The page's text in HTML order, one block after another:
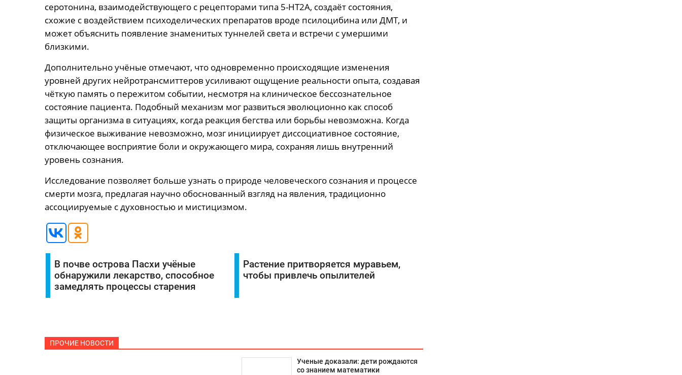
серотонина, взаимодействующего с рецепторами типа 5-HT2A, создаёт состояния,
схожие с воздействием психоделических препаратов вроде псилоцибина или ДМТ, и
может объяснить появление знаменитых туннелей света и встречи с умершими
близкими.
Дополнительно учёные отмечают, что одновременно происходящие изменения
уровней других нейротрансмиттеров усиливают ощущение реальности опыта, создавая
чёткую память о пережитом событии, несмотря на клиническое бессознательное
состояние пациента. Подобный механизм мог развиться эволюционно как способ
защиты организма в ситуациях, когда реакция бегства или борьбы невозможна. Когда
физическое выживание невозможно, мозг инициирует диссоциативное состояние,
отключающее восприятие боли и окружающего мира, сохраняя лишь внутренний
уровень сознания.
Исследование позволяет больше узнать о природе человеческого сознания и процессе
смерти мозга, предлагая научно обоснованный взгляд на явления, традиционно
ассоциируемые с духовностью и мистицизмом.
В почве острова Пасхи учёные
обнаружили лекарство, способное
замедлять процессы старения
Растение притворяется муравьем,
чтобы привлечь опылителей
ПРОЧИЕ НОВОСТИ
Ученые доказали: дети рождаются
со знанием математики